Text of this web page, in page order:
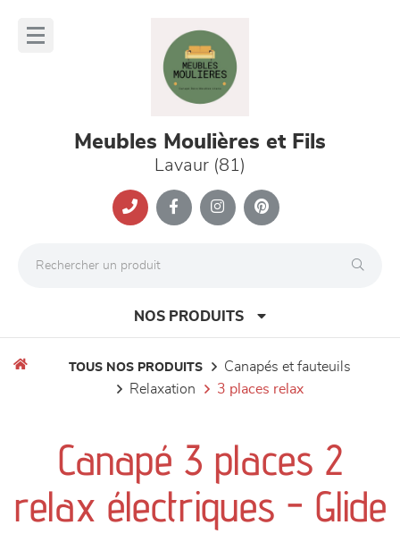
Meubles Moulières et Fils
Lavaur (81)
NOS PRODUITS
séjours
meubles de complément
TOUS NOS PRODUITS
canapés et fauteuils
relaxation
3 places relax
Canapé 3 places 2
relax électriques - Glide